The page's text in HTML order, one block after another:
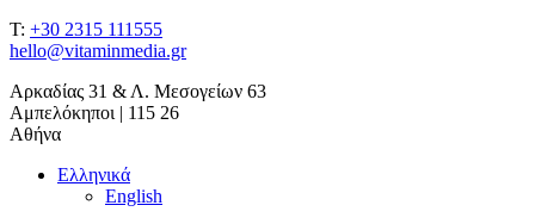
T: +30 2315 111555
hello@vitaminmedia.gr
Αρκαδίας 31 & Λ. Μεσογείων 63
Αμπελόκηποι | 115 26
Αθήνα
Ελληνικά
English